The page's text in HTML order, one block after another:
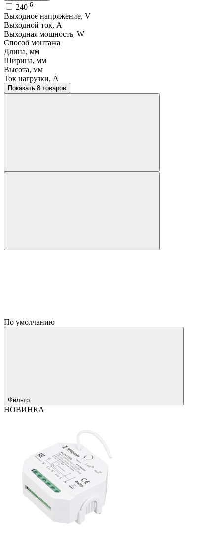
240 6
Выходное напряжение, V
Выходной ток, A
Выходная мощность, W
Способ монтажа
Длина, мм
Ширина, мм
Высота, мм
Ток нагрузки, A
Показать 8 товаров
По умолчанию
Фильтр
НОВИНКА